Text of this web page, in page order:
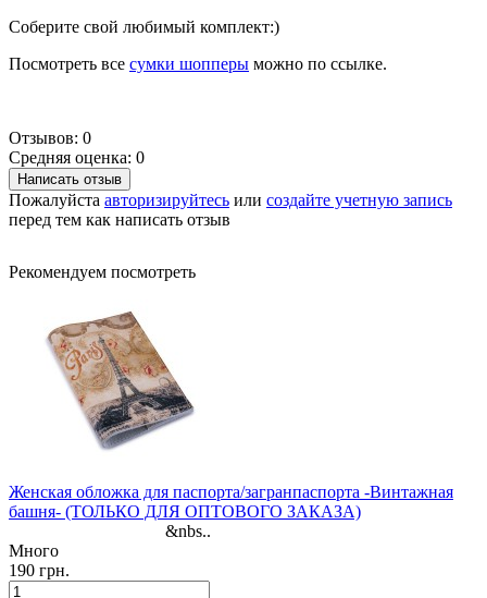
Соберите свой любимый комплект:)
Посмотреть все сумки шопперы можно по ссылке.
Отзывов: 0
Средняя оценка: 0
Написать отзыв
Пожалуйста авторизируйтесь или создайте учетную запись
перед тем как написать отзыв
Рекомендуем посмотреть
Женская обложка для паспорта/загранпаспорта -Винтажная
башня- (ТОЛЬКО ДЛЯ ОПТОВОГО ЗАКАЗА)
&nbs..
Много
190 грн.